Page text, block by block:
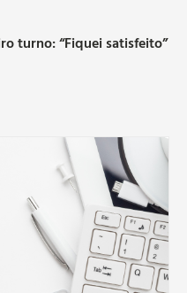
turno: “Fiquei satisfeito”